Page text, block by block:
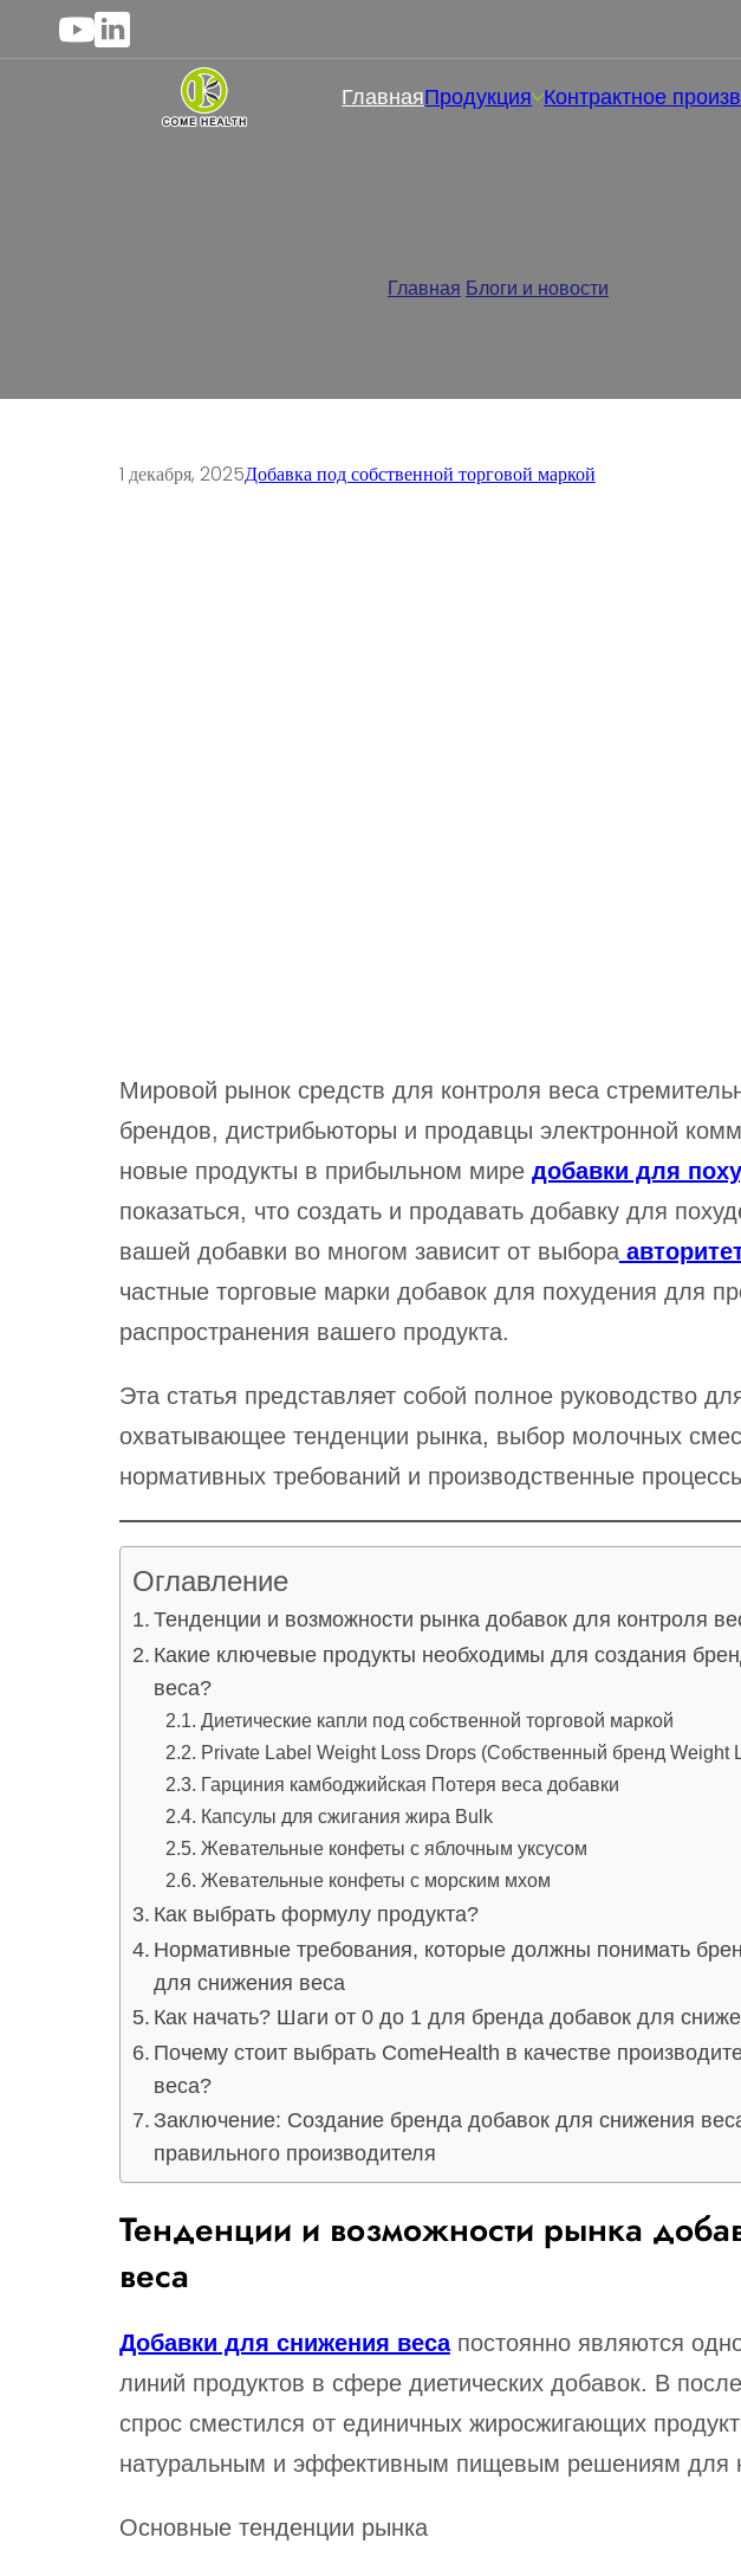
ГлавнаяПродукция Контрактное
Главная Блоги и новости
1 декабря, 2025Добавка под собственной торговой маркой
Мировой рынок средств для контроля веса
брендов, дистрибьюторы и продавцы электронной
новые продукты в прибыльном мире добавки для
показаться, что создать и продавать добавку для
вашей добавки во многом зависит от выбора
частные торговые марки добавок для похудения для
распространения вашего продукта.
Эта статья представляет собой полное руководство
охватывающее тенденции рынка, выбор молочных
нормативных требований и производственные
Оглавление
Тенденции и возможности рынка добавок для контроля
Какие ключевые продукты необходимы для создания
веса?
Диетические капли под собственной торговой маркой
Private Label Weight Loss Drops (Собственный бренд Weight
Гарциния камбоджийская Потеря веса добавки
Капсулы для сжигания жира Bulk
Жевательные конфеты с яблочным уксусом
Жевательные конфеты с морским мхом
Как выбрать формулу продукта?
Нормативные требования, которые должны понимать
для снижения веса
Как начать? Шаги от 0 до 1 для бренда добавок для
Почему стоит выбрать ComeHealth в качестве
веса?
Заключение: Создание бренда добавок для снижения
правильного производителя
Тенденции и возможности рынка
веса
Добавки для снижения весапостоянно являются
линий продуктов в сфере диетических добавок. В
спрос сместился от единичных жиросжигающих
натуральным и эффективным пищевым решениям для
Основные тенденции рынка